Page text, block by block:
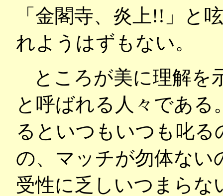
「金閣寺、炎上!!」と
れようはずもない。
ところが美に理解を
と呼ばれる人々であ
るといつもいつも叱
の、マッチが勿体ない
受性に乏しいつまらな